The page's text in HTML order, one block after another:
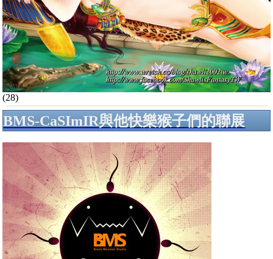
(28)
BMS-CaSImIR與他快樂猴子們的聯展